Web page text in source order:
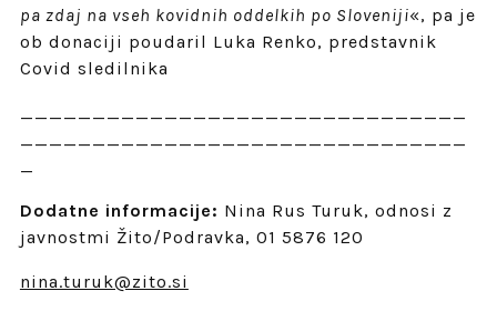
pa zdaj na vseh kovidnih oddelkih po Sloveniji«, pa je
ob donaciji poudaril Luka Renko, predstavnik
Covid sledilnika
Dodatne informacije: Nina Rus Turuk, odnosi z
javnostmi Žito/Podravka, 01 5876 120
nina.turuk@zito.si